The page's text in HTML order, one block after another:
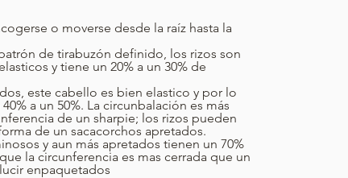
o moverse desde la raíz hasta la
de tirabuzón definido, los rizos son
y tiene un 20% a un 30% de
este cabello es bien elastico y por lo
es más
de un sharpie; los rizos pueden
de un sacacorchos apretados.
y aun más apretados tienen un 70%
la circunferencia es mas cerrada que un
enpaquetados